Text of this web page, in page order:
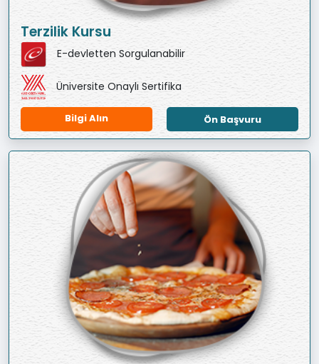
Terzilik Kursu
E-devletten Sorgulanabilir
Üniversite Onaylı Sertifika
Bilgi Alın Ön Başvuru